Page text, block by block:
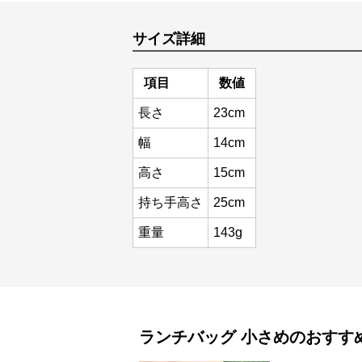
サイズ詳細
項目 数値
長さ 23cm
幅 14cm
高さ 15cm
持ち手高さ 25cm
重量 143g
ランチバッグ 小さめのおすす